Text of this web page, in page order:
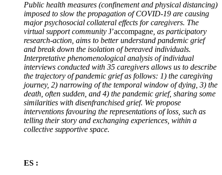
Public health measures (confinement and physical distancing)
imposed to slow the propagation of COVID-19 are causing
major psychosocial collateral effects for caregivers. The
virtual support community J’accompagne , as participatory
research-action, aims to better understand pandemic grief
and break down the isolation of bereaved individuals.
Interpretative phenomenological analysis of individual
interviews conducted with 35 caregivers allows us to describe
the trajectory of pandemic grief as follows: 1) the caregiving
journey, 2) narrowing of the temporal window of dying , 3) the
death, often sudden, and 4) the pandemic grief, sharing some
similarities with disenfranchised grief. We propose
interventions favouring the representations of loss, such as
telling their story and exchanging experiences, within a
collective supportive space.
ES :